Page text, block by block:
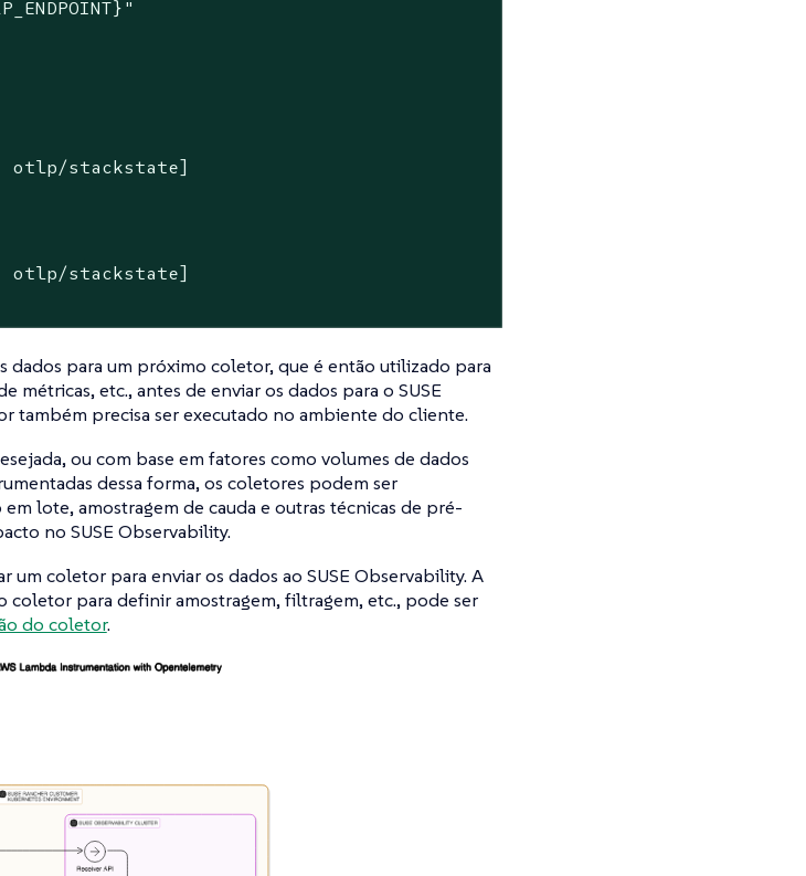
otlp/stackstate]
otlp/stackstate]
dados para um próximo coletor, que é então utilizado para
métricas, etc., antes de enviar os dados para o SUSE
também precisa ser executado no ambiente do cliente.
ou com base em fatores como volumes de dados
dessa forma, os coletores podem ser
lote, amostragem de cauda e outras técnicas de pré-
no SUSE Observability.
um coletor para enviar os dados ao SUSE Observability. A
coletor para definir amostragem, filtragem, etc., pode ser
do coletor.